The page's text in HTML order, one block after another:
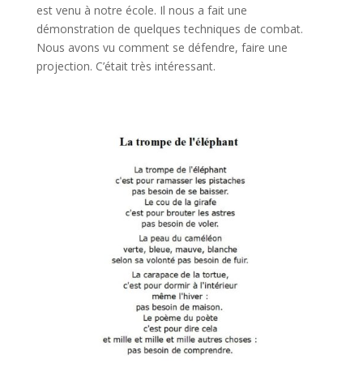
est venu à notre école. Il nous a fait une
démonstration de quelques techniques de combat.
Nous avons vu comment se défendre, faire une
projection. C’était très intéressant.